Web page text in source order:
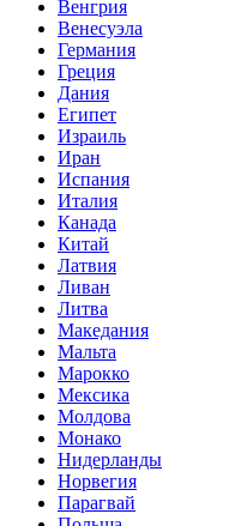
Венгрия
Венесуэла
Германия
Греция
Дания
Египет
Израиль
Иран
Испания
Италия
Канада
Китай
Латвия
Ливан
Литва
Македания
Мальта
Марокко
Мексика
Молдова
Монако
Нидерланды
Норвегия
Парагвай